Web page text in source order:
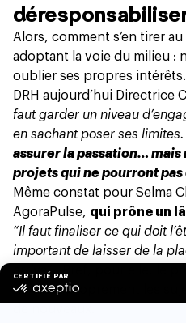
Alors, comment s’en tirer
adoptant la voie du milieu :
oublier ses propres
DRH aujourd’hui Directrice
faut garder un niveau
en sachant poser ses limites.
assurer la passation…
projets qui ne pourront
Même constat pour Selma
AgoraPulse, qui prône un
“Il faut finaliser ce qui doit
important de laisser de la
arrive”. Bref, pour elle, le
de clore proprement les